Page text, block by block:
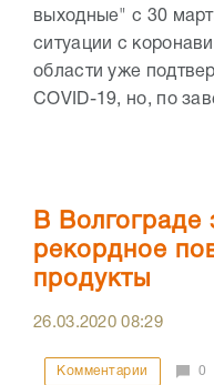
выходные" с 30
ситуации с
области уже
COVID-19, но, по
В Волгограде
рекордное
продукты
26.03.202008:29
Комментарии 0